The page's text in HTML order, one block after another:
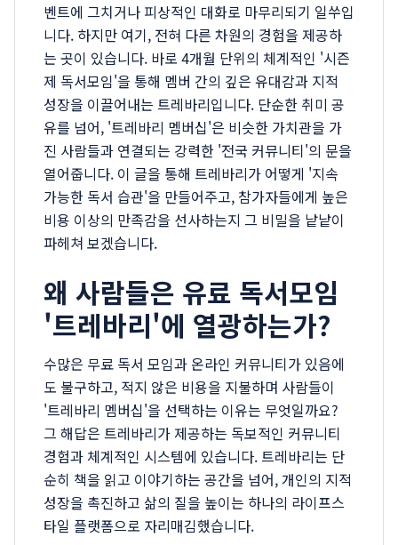
벤트에 그치거나 피상적인 대화로 마무리되기 일쑤입
니다. 하지만 여기, 전혀 다른 차원의 경험을 제공하
는 곳이 있습니다. 바로 4개월 단위의 체계적인 '시즌
제 독서모임'을 통해 멤버 간의 깊은 유대감과 지적
성장을 이끌어내는 트레바리입니다. 단순한 취미 공
유를 넘어, '트레바리 멤버십'은 비슷한 가치관을 가
진 사람들과 연결되는 강력한 '전국 커뮤니티'의 문을
열어줍니다. 이 글을 통해 트레바리가 어떻게 '지속
가능한 독서 습관'을 만들어주고, 참가자들에게 높은
비용 이상의 만족감을 선사하는지 그 비밀을 낱낱이
파헤쳐 보겠습니다.
왜 사람들은 유료 독서모임
'트레바리'에 열광하는가?
수많은 무료 독서 모임과 온라인 커뮤니티가 있음에
도 불구하고, 적지 않은 비용을 지불하며 사람들이
'트레바리 멤버십'을 선택하는 이유는 무엇일까요?
그 해답은 트레바리가 제공하는 독보적인 커뮤니티
경험과 체계적인 시스템에 있습니다. 트레바리는 단
순히 책을 읽고 이야기하는 공간을 넘어, 개인의 지적
성장을 촉진하고 삶의 질을 높이는 하나의 라이프스
타일 플랫폼으로 자리매김했습니다.